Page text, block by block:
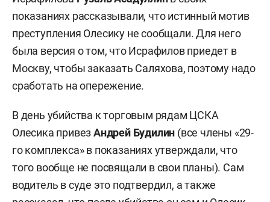
показаниях рассказывали, что истинный мотив
преступления Олесику не сообщали. Для него
была версия о том, что Исрафилов приедет в
Москву, чтобы заказать Саляхова, поэтому надо
сработать на опережение.
В день убийства к торговым рядам ЦСКА
Олесика привезАндрей Будилин (все члены «29-
го комплекса» в показаниях утверждали, что
того вообще не посвящали в свои планы). Сам
водитель в суде это подтвердил, а также